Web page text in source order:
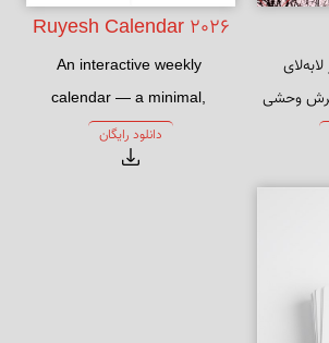
دسته گنجشک‌ها در لابه‌لای
Ruyesh Calendar 2026
An interactive weekly
calendar — a minimal,
inspiring roadmap for the
year 🌱
دانلود رایگان